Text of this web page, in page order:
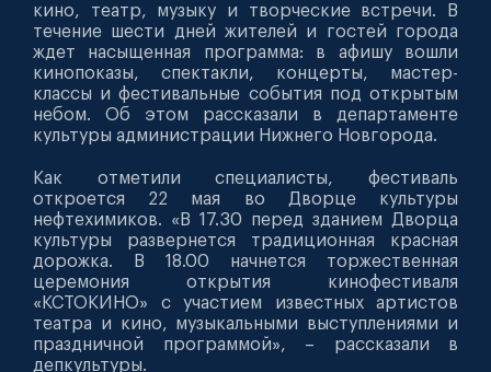
кино, театр, музыку и творческие встречи. В
течение шести дней жителей и гостей города
ждет насыщенная программа: в афишу вошли
кинопоказы, спектакли, концерты, мастер-
классы и фестивальные события под открытым
небом. Об этом рассказали в департаменте
культуры администрации Нижнего Новгорода.
Как отметили специалисты, фестиваль
откроется 22 мая во Дворце культуры
нефтехимиков. «В 17.30 перед зданием Дворца
культуры развернется традиционная красная
дорожка. В 18.00 начнется торжественная
церемония открытия кинофестиваля
«КСТОКИНО» с участием известных артистов
театра и кино, музыкальными выступлениями и
праздничной программой», – рассказали в
депкультуры.